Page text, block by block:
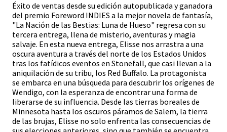
Éxito de ventas desde su edición autopublicada y ganadora
del premio Foreword INDIES a la mejor novela de fantasía,
"La Nación de las Bestias: Luna de Hueso" regresa con su
tercera entrega, llena de misterio, aventuras y magia
salvaje. En esta nueva entrega, Elisse nos arrastra a una
oscura aventura a través del norte de los Estados Unidos
tras los fatídicos eventos en Stonefall, que casi llevan a la
aniquilación de su tribu, los Red Buffalo. La protagonista
se embarca en una búsqueda para descubrir los orígenes de
Wendigo, con la esperanza de encontrar una forma de
liberarse de su influencia. Desde las tierras boreales de
Minnesota hasta los oscuros páramos de Salem, la tierra
de las brujas, Elisse no solo enfrenta las consecuencias de